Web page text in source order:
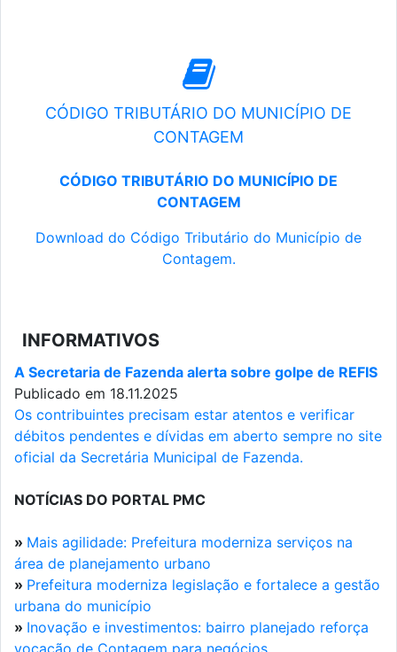
CÓDIGO TRIBUTÁRIO DO MUNICÍPIO DE
CONTAGEM
CÓDIGO TRIBUTÁRIO DO MUNICÍPIO DE
CONTAGEM
Download do Código Tributário do Município de
Contagem.
INFORMATIVOS
A Secretaria de Fazenda alerta sobre golpe de REFIS
Publicado em 18.11.2025
Os contribuintes precisam estar atentos e verificar
débitos pendentes e dívidas em aberto sempre no site
oficial da Secretária Municipal de Fazenda.
NOTÍCIAS DO PORTAL PMC
» Mais agilidade: Prefeitura moderniza serviços na
área de planejamento urbano
» Prefeitura moderniza legislação e fortalece a gestão
urbana do município
» Inovação e investimentos: bairro planejado reforça